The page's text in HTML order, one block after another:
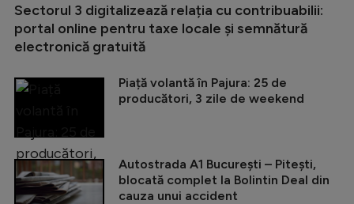
Sectorul 3 digitalizează relația cu contribuabilii:
portal online pentru taxe locale și semnătură
electronică gratuită
Piață volantă în Pajura: 25 de
producători, 3 zile de weekend
Autostrada A1 București – Pitești,
blocată complet la Bolintin Deal din
cauza unui accident